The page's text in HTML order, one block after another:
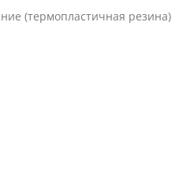
(термопластичная резина)